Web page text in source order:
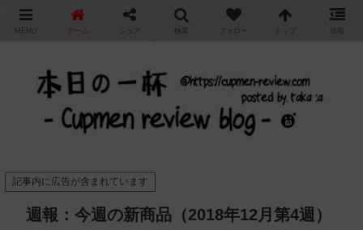
カップ麺の新商品をレビュー / アレンジするブログ
記事内に広告が含まれています
週報：今週の新商品（2018年12月第4週）
MENU ホーム シェア 検索 フォロー トップ 情報